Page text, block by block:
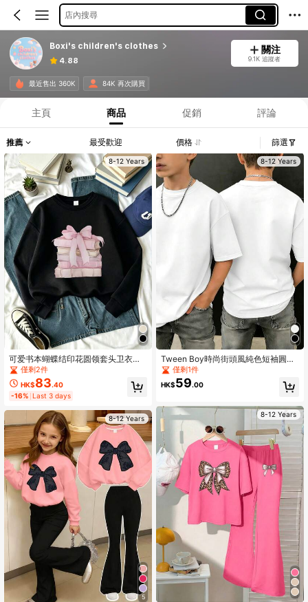
店內搜尋
Boxi's children's clothes
4.88
關注
9.1K 追蹤者
最近售出 360K 84K 再次購買
主頁 商品 促銷 評論
推薦 最受歡迎 價格 篩選
8-12 Years
可爱书本蝴蝶结印花圆领套头卫衣，
柔软、可机洗、百搭 - 适合返校季、
秋冬季日常休闲穿着（秋季新品系
列，万圣节）
僅剩2件
HK$83.40
-16% Last 3 days
8-12 Years
5
8-12 Years
Tween Boy時尚街頭風純色短袖圓領
T恤僅剩1件
HK$59.00
8-12 Years